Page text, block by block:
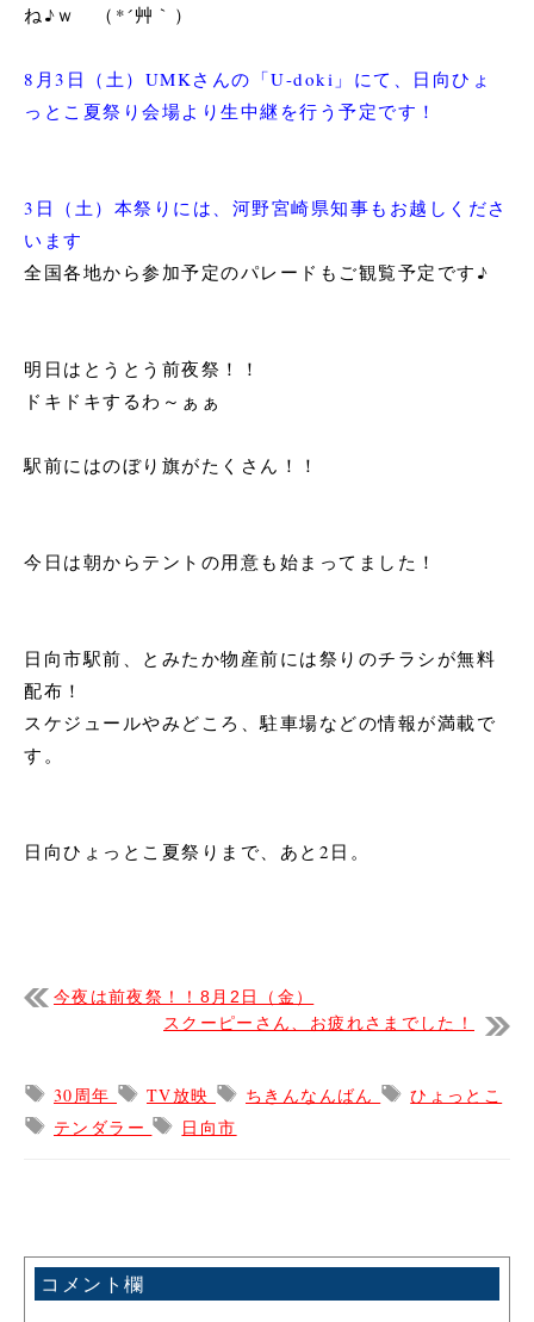
ね♪ｗ （*´艸｀）
8月3日（土）UMKさんの「U-doki」にて、日向ひょ
っとこ夏祭り会場より生中継を行う予定です！
3日（土）本祭りには、河野宮崎県知事もお越しくださ
います
全国各地から参加予定のパレードもご観覧予定です♪
明日はとうとう前夜祭！！
ドキドキするわ～ぁぁ
駅前にはのぼり旗がたくさん！！
今日は朝からテントの用意も始まってました！
日向市駅前、とみたか物産前には祭りのチラシが無料
配布！
スケジュールやみどころ、駐車場などの情報が満載で
す。
日向ひょっとこ夏祭りまで、あと2日。
今夜は前夜祭！！8月2日（金）
スクーピーさん、お疲れさまでした！
30周年 TV放映 ちきんなんばん
ひょっとこ
テンダラー
日向市
コメント欄